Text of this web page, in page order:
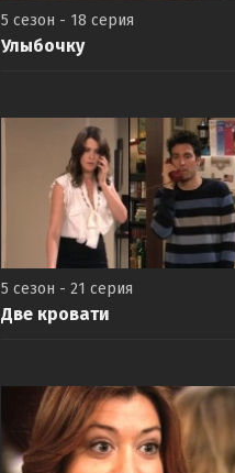
5 сезон - 18 серия
Улыбочку
5 сезон - 21 серия
Две кровати